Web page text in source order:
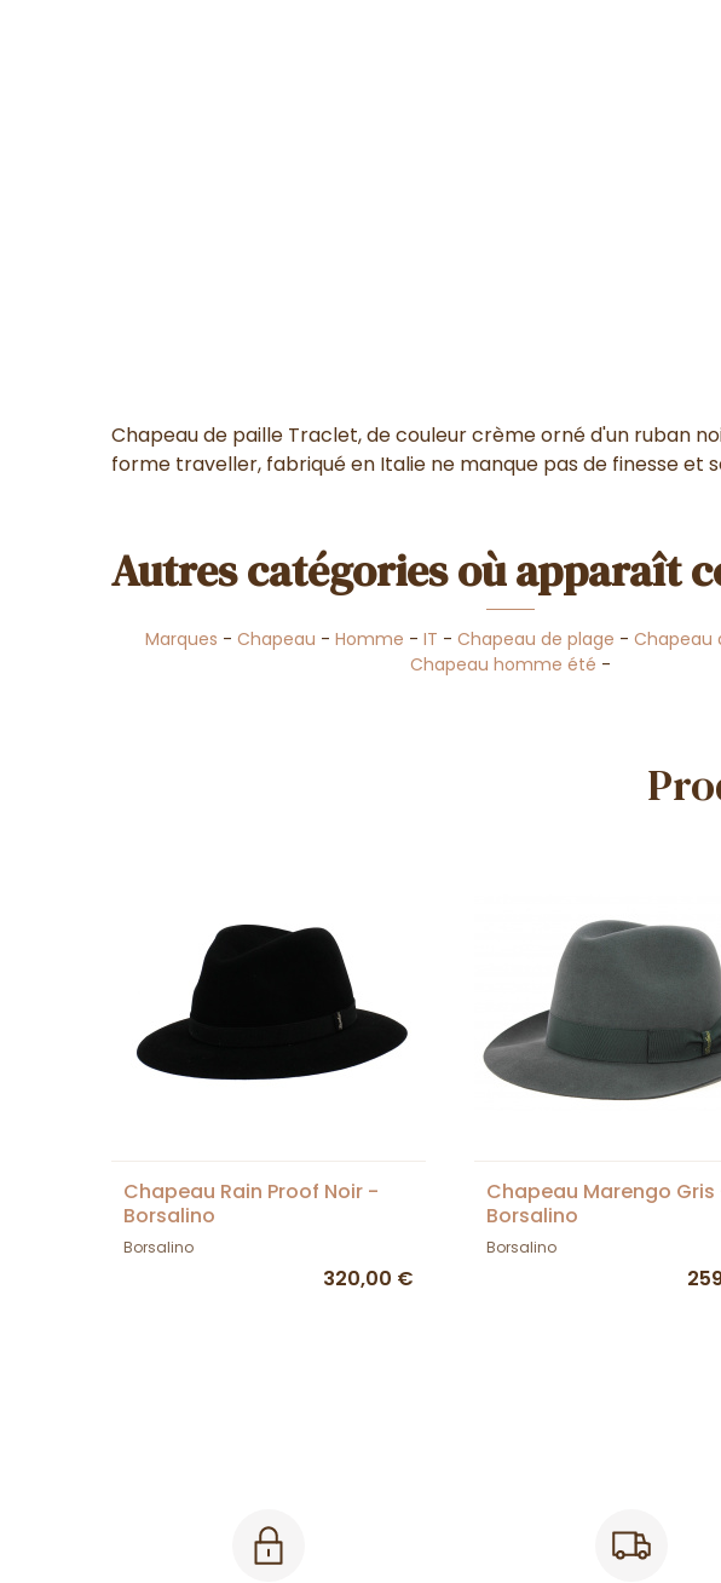
Chapeau de paille Traclet, de couleur crème orné d'un ruban
forme traveller, fabriqué en Italie ne manque pas de finesse et
Autres catégories où apparaît
Marques - Chapeau - Homme - IT - Chapeau de plage - Chapeau
Chapeau homme été -
Chapeau Rain Proof Noir -
Borsalino
Borsalino
320,00 €
Chapeau Marengo Gris
Borsalino
Borsalino